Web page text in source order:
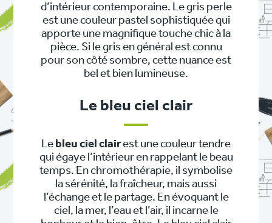
d’intérieur contemporaine. Le gris perle
est une couleur pastel sophistiquée qui
apporte une magnifique touche chic à la
pièce. Si le gris en général est connu
pour son côté sombre, cette nuance est
bel et bien lumineuse.
Le bleu ciel clair
Le bleu ciel clairest une couleur tendre
qui égaye l’intérieur en rappelant le beau
temps. En chromothérapie, il symbolise
la sérénité, la fraîcheur, mais aussi
l’échange et le partage. En évoquant le
ciel, la mer, l’eau et l’air, il incarne le